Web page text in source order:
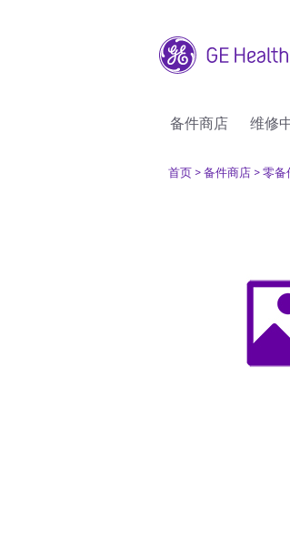
备件商店 维修
首页 > 备件商店 > 零备